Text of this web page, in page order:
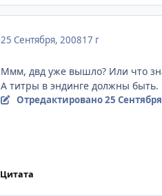
25 Сентября, 200817 г
Ммм, двд уже вышло? Или что
А титры в эндинге должны быть.
Отредактировано25
Цитата